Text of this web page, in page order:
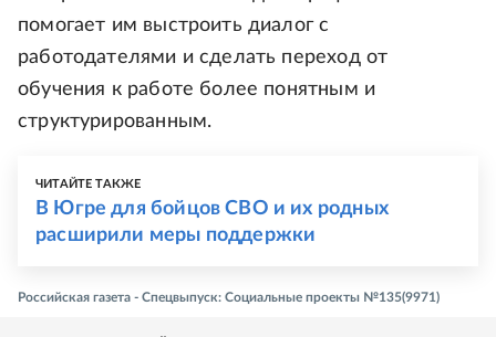
помогает им выстроить диалог с
работодателями и сделать переход от
обучения к работе более понятным и
структурированным.
ЧИТАЙТЕ ТАКЖЕ
В Югре для бойцов СВО и их родных
расширили меры поддержки
Российская газета - Спецвыпуск: Социальные проекты №135(9971)